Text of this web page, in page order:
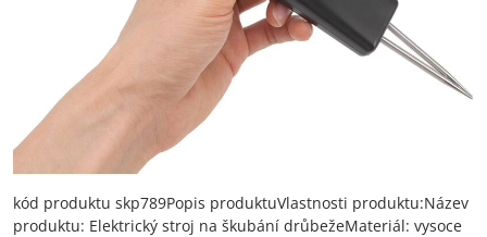
kód produktu skp789Popis produktuVlastnosti produktu:Název
produktu: Elektrický stroj na škubání drůbežeMateriál: vysoce